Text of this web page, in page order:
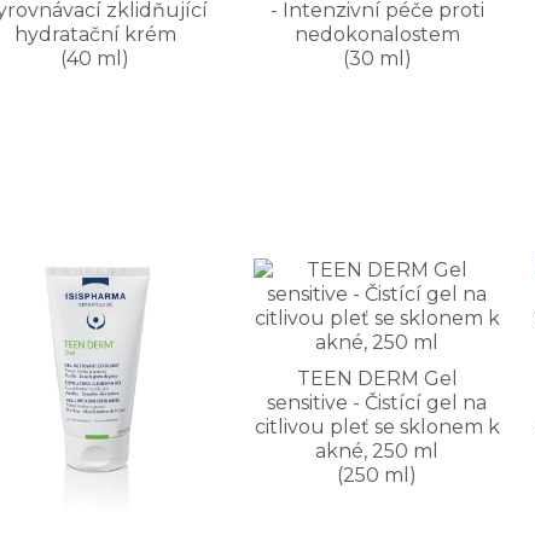
zklidňující
hydratační krém
(40 ml)
- Intenzivní péče proti
nedokonalostem
(30 ml)
TEEN DERM Gel
sensitive - Čistící gel na
citlivou pleť se sklonem k
akné, 250 ml
(250 ml)